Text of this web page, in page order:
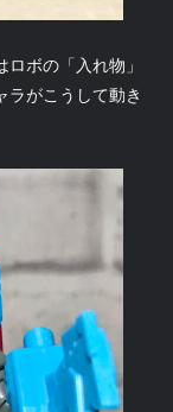
ボの「入れ物」
ラがこうして動き